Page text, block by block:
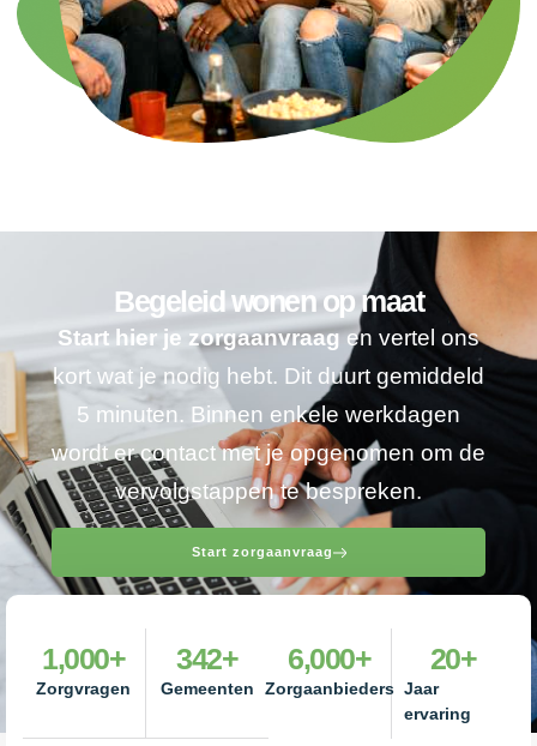
Begeleid wonen op maat
Start hier je zorgaanvraagen vertel ons
kort wat je nodig hebt. Dit duurt gemiddeld
5 minuten. Binnen enkele werkdagen
wordt er contact met je opgenomen om de
vervolgstappen te bespreken.
Start zorgaanvraag
Zorgvragen
1,000+
Gemeenten
342+
Zorgaanbieders
6,000+
Jaar
ervaring
20+